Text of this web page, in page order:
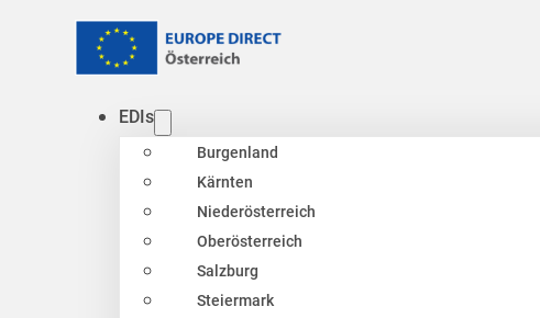
EDIs
Burgenland
Kärnten
Niederösterreich
Oberösterreich
Salzburg
Steiermark